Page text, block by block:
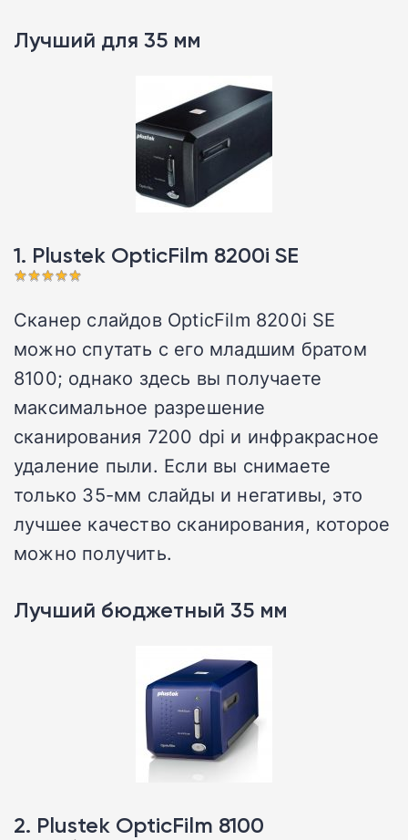
Лучший для 35 мм
1. Plustek OpticFilm 8200i SE
Сканер слайдов OpticFilm 8200i SE
можно спутать с его младшим братом
8100; однако здесь вы получаете
максимальное разрешение
сканирования 7200 dpi и инфракрасное
удаление пыли. Если вы снимаете
только 35-мм слайды и негативы, это
лучшее качество сканирования, которое
можно получить.
Лучший бюджетный 35 мм
2. Plustek OpticFilm 8100